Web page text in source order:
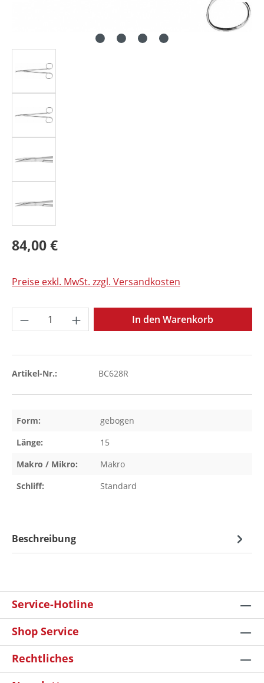
84,00 €
Preise exkl. MwSt. zzgl. Versandkosten
Produkt Anzahl: Gib den gewünschten
In den Warenkorb
Artikel-Nr.: BC628R
Form:
gebogen
Länge:
15
Makro / Mikro:
Makro
Schliff:
Standard
Beschreibung
Service-Hotline
Shop Service
Rechtliches